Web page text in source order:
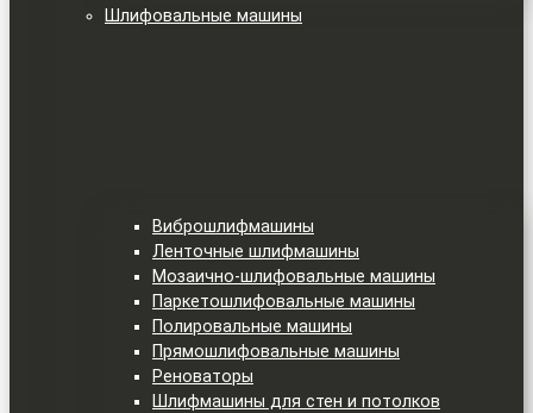
Шлифовальные машины
Виброшлифмашины
Ленточные шлифмашины
Мозаично-шлифовальные машины
Паркетошлифовальные машины
Полировальные машины
Прямошлифовальные машины
Реноваторы
Шлифмашины для стен и потолков